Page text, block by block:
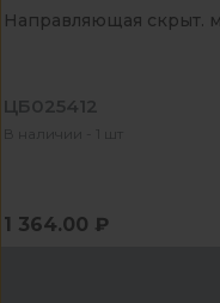
Направляющая скрыт.
ЦБ025412
В наличии - 1 шт
1 364.00 ₽